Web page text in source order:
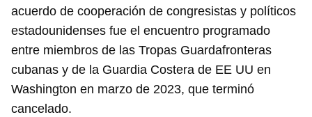
acuerdo de cooperación de congresistas y políticos
estadounidenses fue el encuentro programado
entre miembros de las Tropas Guardafronteras
cubanas y de la Guardia Costera de EE UU en
Washington en marzo de 2023, que terminó
cancelado.